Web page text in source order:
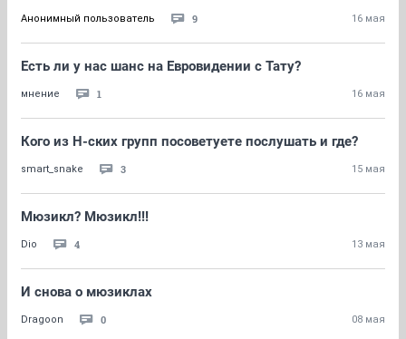
Анонимный пользователь 9 16 мая
Есть ли у нас шанс на Евровидении с Тату?
мнение 1 16 мая
Кого из Н-ских групп посоветуете послушать и где?
smart_snake 3 15 мая
Мюзикл? Мюзикл!!!
Dio 4 13 мая
И снова о мюзиклах
Dragoon 0 08 мая